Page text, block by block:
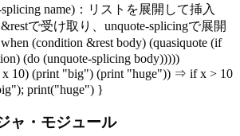
splicing name)：リストを展開して挿入
で受け取り、unquote-splicingで展開
(condition &rest body) (quasiquote (if
(do (unquote-splicing body)))))
x 10) (print "big") (print "huge")) ⇒ if x > 10
print("huge") }
ャ・モジュール